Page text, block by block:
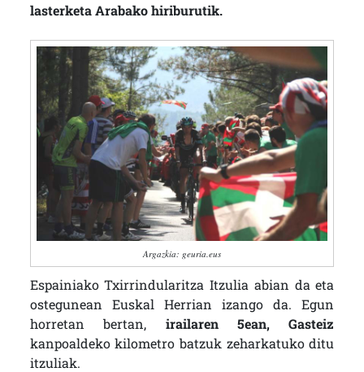
lasterketa Arabako hiriburutik.
Argazkia: geuria.eus
Espainiako Txirrindularitza Itzulia abian da eta
ostegunean Euskal Herrian izango da. Egun
horretan bertan, irailaren 5ean, Gasteiz
kanpoaldeko kilometro batzuk zeharkatuko ditu
itzuliak.